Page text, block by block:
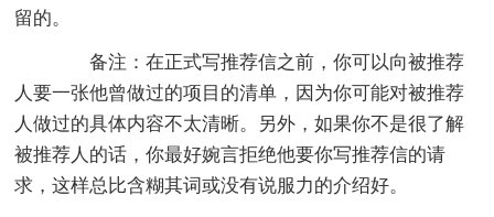
留的。
备注：在正式写推荐信之前，你可以向被推荐
人要一张他曾做过的项目的清单，因为你可能对被推荐
人做过的具体内容不太清晰。另外，如果你不是很了解
被推荐人的话，你最好婉言拒绝他要你写推荐信的请
求，这样总比含糊其词或没有说服力的介绍好。